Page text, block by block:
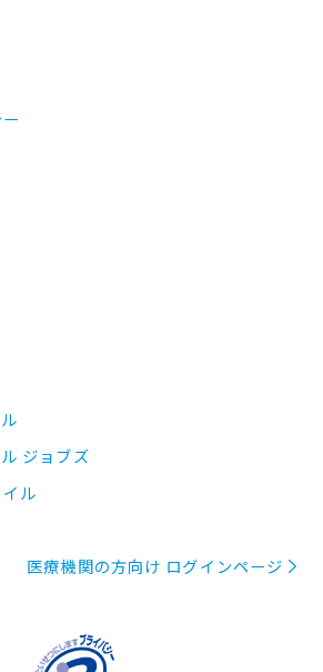
ジョブズ
ル
医療機関の方向け ログインページ